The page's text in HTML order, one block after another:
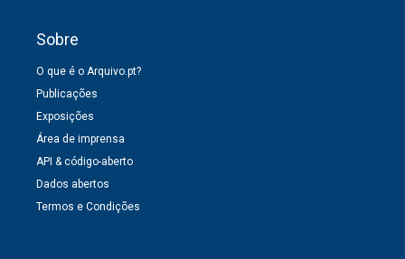
Sobre
O que é o Arquivo.pt?
Publicações
Exposições
Área de imprensa
API & código-aberto
Dados abertos
Termos e Condições